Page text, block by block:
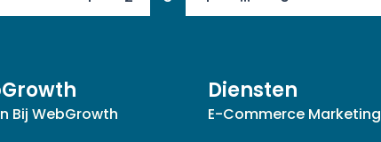
Bij WebGrowth
Diensten
E-Commerce Marketing